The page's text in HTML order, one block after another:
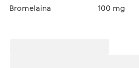
Bromelaina
100 mg